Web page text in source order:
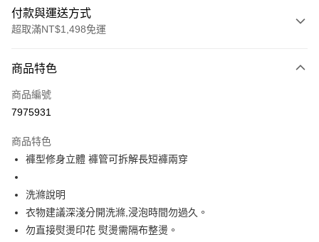
付款與運送方式
超取滿NT$1,498免運
信用卡一次付款
超商取貨付款
街口支付
悠遊付
大哥付你分期
相關說明
商品特色
商品編號
7975931
商品特色
褲型修身立體 褲管可拆解長短褲兩穿
洗滌說明
衣物建議深淺分開洗滌,浸泡時間勿過久。
勿直接熨燙印花 熨燙需隔布整燙。